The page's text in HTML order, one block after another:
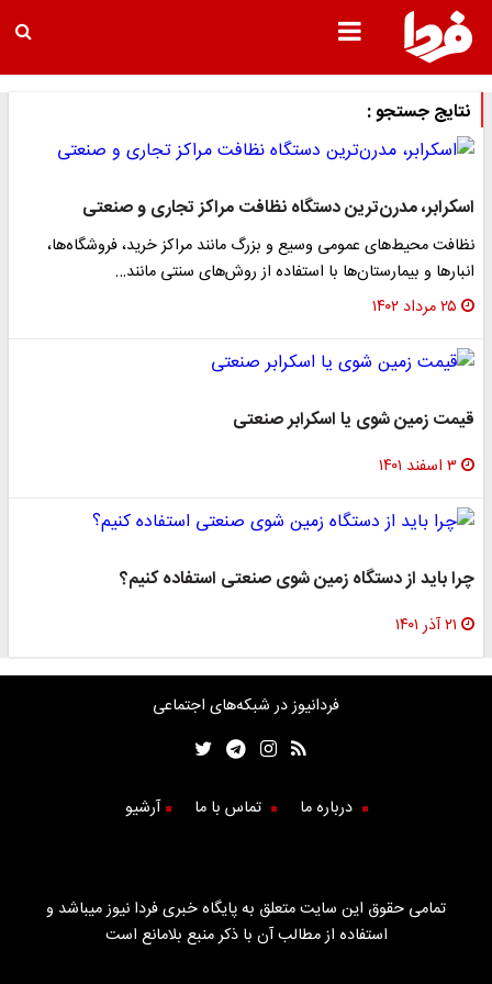
نتایج جستجو :
اسکرابر، مدرن‌ترین دستگاه نظافت مراکز تجاری و صنعتی
نظافت محیط‌های عمومی وسیع و بزرگ مانند مراکز خرید، فروشگاه‌ها،
انبارها و بیمارستان‌ها با استفاده از روش‌های سنتی مانند…
۲۵ مرداد ۱۴۰۲
قیمت زمین شوی یا اسکرابر صنعتی
۳ اسفند ۱۴۰۱
چرا باید از دستگاه زمین شوی صنعتی استفاده کنیم؟
۲۱ آذر ۱۴۰۱
فردانیوز در شبکه‌های اجتماعی
درباره ما تماس با ما آرشیو
تمامی حقوق این سایت متعلق به پایگاه خبری فردا نیوز میباشد و
استفاده از مطالب آن با ذکر منبع بلامانع است